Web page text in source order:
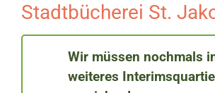
Stadtbücherei St.
Wir müssen nochmals
weiteres